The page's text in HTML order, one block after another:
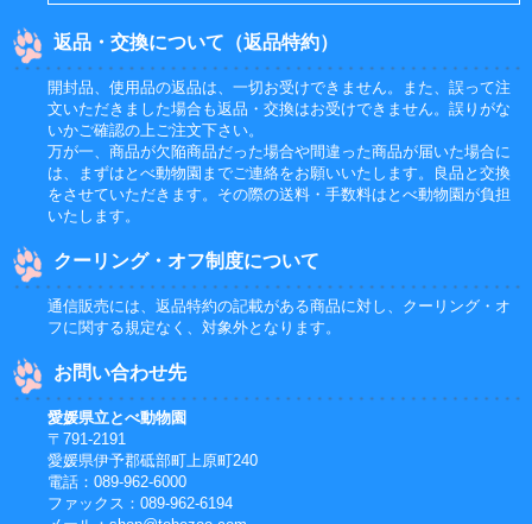
返品・交換について（返品特約）
開封品、使用品の返品は、一切お受けできません。また、誤って注
文いただきました場合も返品・交換はお受けできません。誤りがな
いかご確認の上ご注文下さい。
万が一、商品が欠陥商品だった場合や間違った商品が届いた場合に
は、まずはとべ動物園までご連絡をお願いいたします。良品と交換
をさせていただきます。その際の送料・手数料はとべ動物園が負担
いたします。
クーリング・オフ制度について
通信販売には、返品特約の記載がある商品に対し、クーリング・オ
フに関する規定なく、対象外となります。
お問い合わせ先
愛媛県立とべ動物園
〒791-2191
愛媛県伊予郡砥部町上原町240
電話：089-962-6000
ファックス：089-962-6194